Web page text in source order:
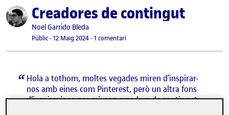
Publicat perCreadores de contingut
Publicat per
Noel Garrido Bleda
Visibilitat:
Públic-Data de publicació
12 Maig 202412 maig, 2024 11:04 am
-1 comentaria Creadores de contingut
Hola a tothom, moltes vegades miren d’inspirar-
nos amb eines com Pinterest, però un altra fons
d’inspiracions per mi, son creadors de contingut